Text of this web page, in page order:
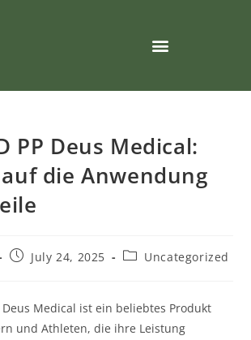
PP Deus Medical:
die Anwendung
July 24, 2025 Uncategorized
Deus Medical ist ein beliebtes Produkt
und Athleten, die ihre Leistung